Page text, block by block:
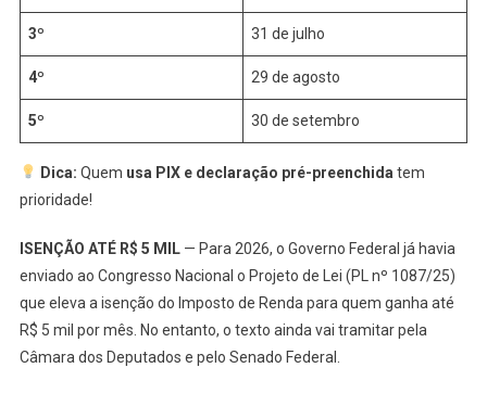
3º 31 de julho
4º 29 de agosto
5º 30 de setembro
Dica: Quem usa PIX e declaração pré-preenchida tem
prioridade!
ISENÇÃO ATÉ R$ 5 MIL— Para 2026, o Governo Federal já havia
enviado ao Congresso Nacional o Projeto de Lei (PL nº 1087/25)
que eleva a isenção do Imposto de Renda para quem ganha até
R$ 5 mil por mês. No entanto, o texto ainda vai tramitar pela
Câmara dos Deputados e pelo Senado Federal.